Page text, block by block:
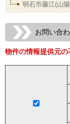
明石市藤江(山
お問い合
物件の情報提供元